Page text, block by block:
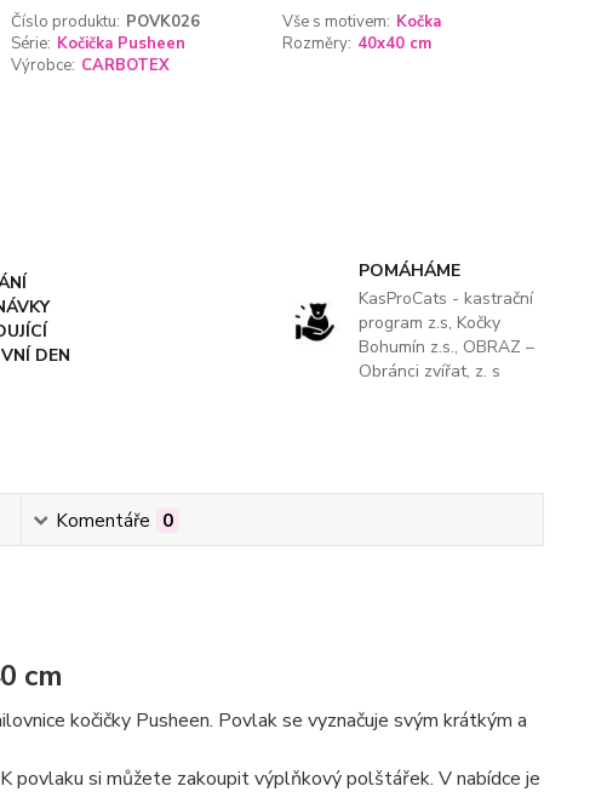
Číslo produktu: POVK026 Vše s motivem: Kočka
Série: Kočička Pusheen Rozměry: 40x40 cm
Výrobce: CARBOTEX
DEN
POMÁHÁME
KasProCats - kastrační
program z.s, Kočky
Bohumín z.s., OBRAZ –
Obránci zvířat, z. s
Komentáře 0
cm
kočičky Pusheen. Povlak se vyznačuje svým krátkým a
povlaku si můžete zakoupit výplňkový polštářek. V nabídce je